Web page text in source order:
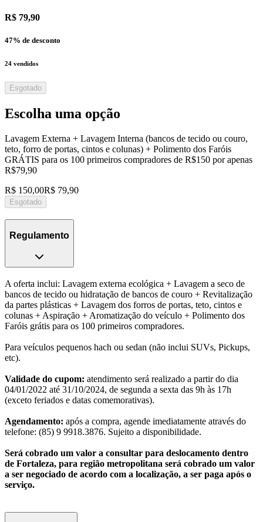
R$ 79,90
47% de desconto
24 vendidos
Esgotado
Escolha uma opção
Lavagem Externa + Lavagem Interna (bancos de tecido ou couro,
teto, forro de portas, cintos e colunas) + Polimento dos Faróis
GRÁTIS para os 100 primeiros compradores de R$150 por apenas
R$79,90
R$ 150,00R$ 79,90
Esgotado
Regulamento
A oferta inclui: Lavagem externa ecológica + Lavagem a seco de
bancos de tecido ou hidratação de bancos de couro + Revitalização
da partes plásticas + Lavagem dos forros de portas, teto, cintos e
colunas + Aspiração + Aromatização do veículo + Polimento dos
Faróis grátis para os 100 primeiros compradores.
Para veículos pequenos hach ou sedan (não inclui SUVs, Pickups,
etc).
Validade do cupom: atendimento será realizado a partir do dia
04/01/2022 até 31/10/2024, de segunda a sexta das 9h às 17h
(exceto feriados e datas comemorativas).
Agendamento: após a compra, agende imediatamente através do
telefone: (85) 9 9918.3876. Sujeito a disponibilidade.
Será cobrado um valor a consultar para deslocamento dentro
de Fortaleza, para região metropolitana será cobrado um valor
a ser negociado de acordo com a localização, a ser paga após o
serviço.